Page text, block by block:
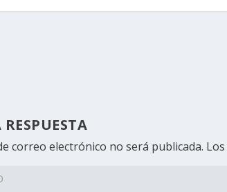
correo electrónico no será publicada.